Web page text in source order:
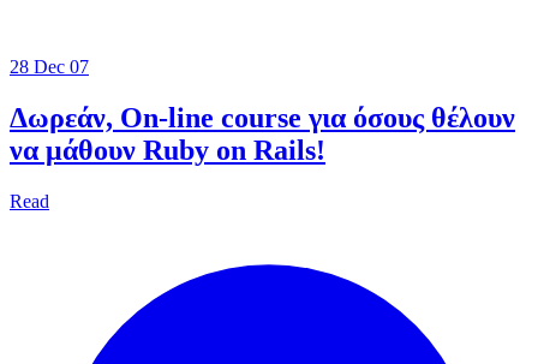
28 Dec 07
Δωρεάν, On-line course για όσους θέλουν
να μάθουν Ruby on Rails!
Read